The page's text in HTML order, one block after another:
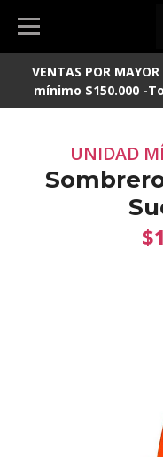
VENTAS POR
mínimo $150.000 -
UNIDAD